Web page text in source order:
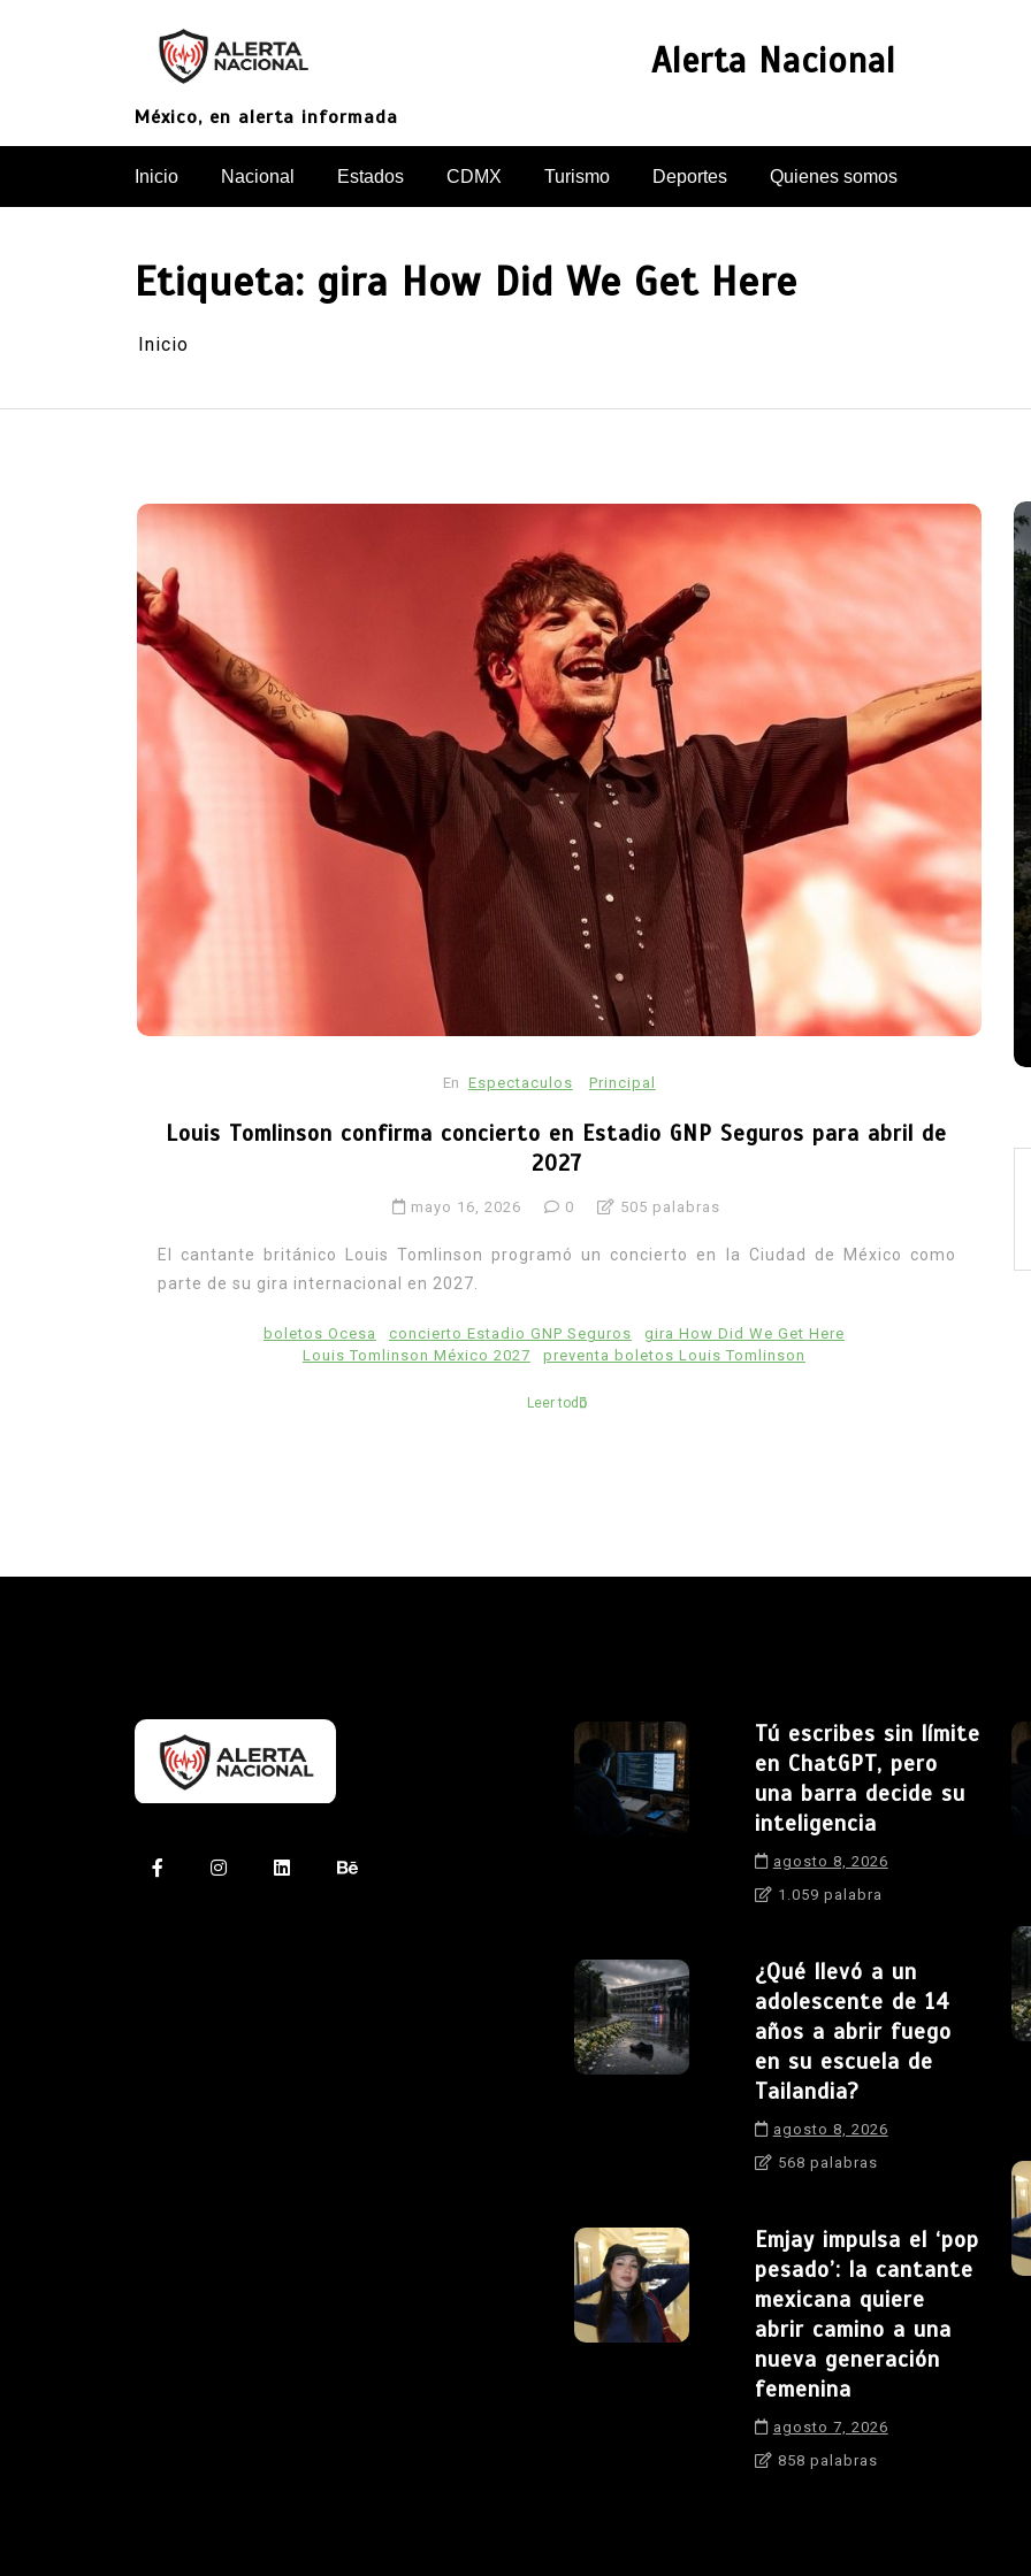
Alerta Nacional
México, en alerta informada
Inicio Nacional Estados CDMX Turismo Deportes Quienes somos
Etiqueta: gira How Did We Get Here
Inicio
En Espectaculos Principal
Louis Tomlinson confirma concierto en Estadio GNP Seguros para abril de
2027
mayo 16, 2026 0 505 palabras
El cantante británico Louis Tomlinson programó un concierto en la Ciudad de México como
parte de su gira internacional en 2027.
boletos Ocesa concierto Estadio GNP Seguros
gira How Did We Get Here
Louis Tomlinson México 2027
preventa boletos Louis Tomlinson
Leer todo
En
¿Qué llevó a un adolescente de
14 años a abrir fuego en su
escuela de Tailandia?
agosto 8, 2026 568 palabras
adolescente 14 años Bangkok
control de armas Tailandia
masacre escolar Tailandia 2026
muertos tiroteo colegio
tiroteo escuela Tailandia
Ciencia y Tecnología
Tú escribes sin límite en
ChatGPT, pero una barra decide
su inteligencia
agosto 8, 2026 0 1.059 palabra
Tú escribes sin límite
en ChatGPT, pero
una barra decide su
inteligencia
agosto 8, 2026
1.059 palabra
¿Qué llevó a un
adolescente de 14
años a abrir fuego
en su escuela de
Tailandia?
agosto 8, 2026
568 palabras
Emjay impulsa el ‘pop
pesado’: la cantante
mexicana quiere
abrir camino a una
nueva generación
femenina
agosto 7, 2026
858 palabras